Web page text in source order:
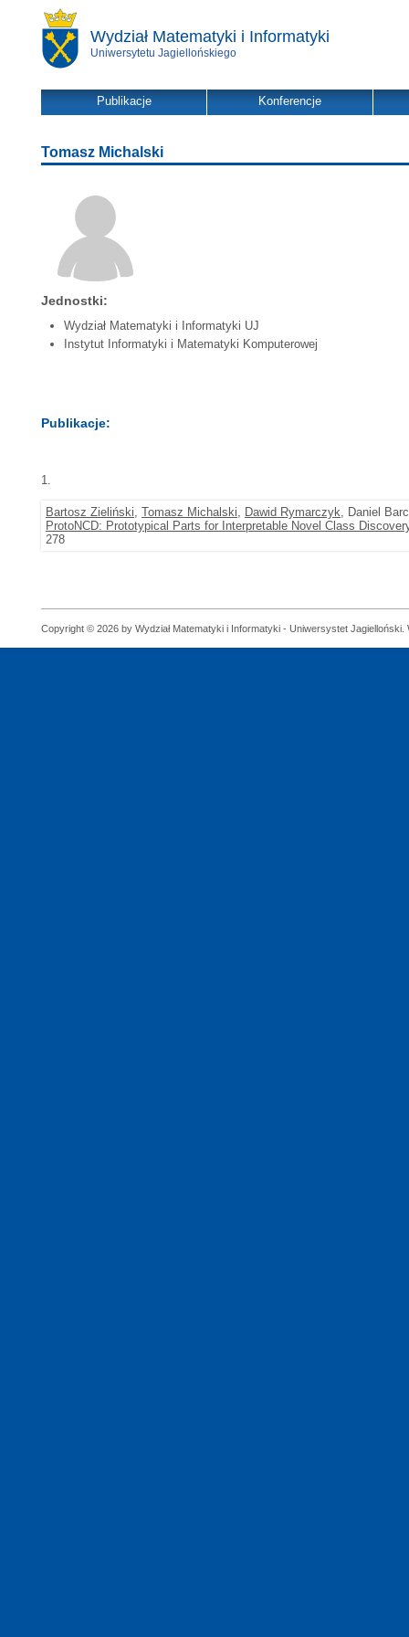
Wydział Matematyki i Informatyki
Uniwersytetu Jagiellońskiego
Publikacje Konferencje
Tomasz Michalski
Jednostki:
Wydział Matematyki i Informatyki UJ
Instytut Informatyki i Matematyki Komputerowej
Publikacje:
1.
Bartosz Zieliński, Tomasz Michalski, Dawid Rymarczyk, Daniel
ProtoNCD: Prototypical Parts for Interpretable Novel Class
278
Copyright © 2026 by Wydział Matematyki i Informatyki - Uniwersystet